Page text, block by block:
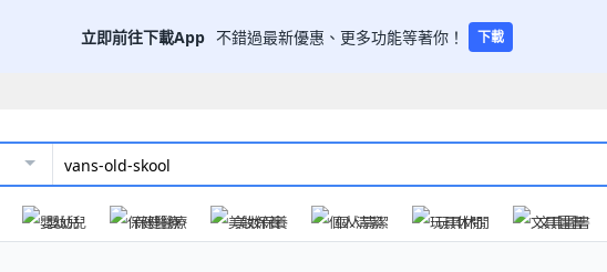
立即前往下載App 不錯過最新優惠、更多功能等著你！ 下載
嬰幼兒 保健醫療 美妝保養 個人清潔 玩具休閒 文具圖書